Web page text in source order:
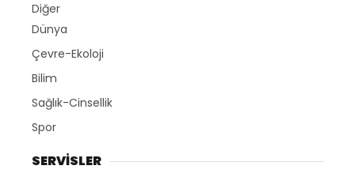
Diğer
Dünya
Çevre-Ekoloji
Bilim
Sağlık-Cinsellik
Spor
SERVİSLER